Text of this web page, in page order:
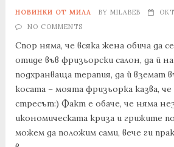
НОВИНКИ ОТ МИЛА BY MILABEB
NO COMMENTS
Спор няма, че всяка жена обича да
отиде във фризьорски салон, да й
подхранваща терапия, да й вземат
косата – моята фризьорка казва,
стресът:) Факт е обаче, че няма
икономическата криза и грижите
можем да положим сами, вече ги